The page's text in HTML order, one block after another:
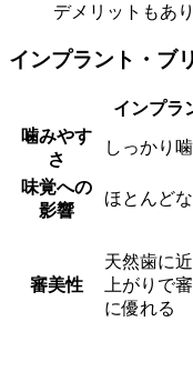
デメリットもあり
インプラント・ブ
インプラ
噛みやす
さ
しっかり
味覚への
影響
ほとんど
審美性
天然歯に
上がりで
に優れる